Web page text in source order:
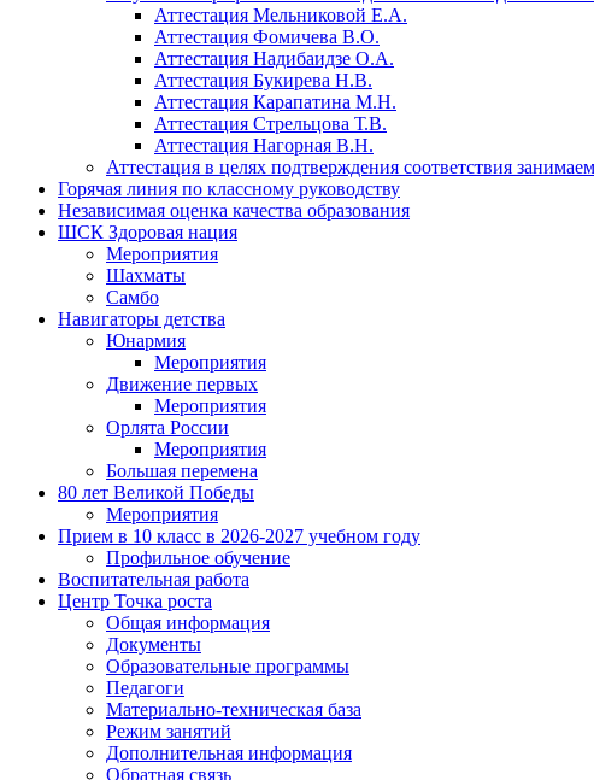
Аттестация Мельниковой Е.А.
Аттестация Фомичева В.О.
Аттестация Надибаидзе О.А.
Аттестация Букирева Н.В.
Аттестация Карапатина М.Н.
Аттестация Стрельцова Т.В.
Аттестация Нагорная В.Н.
Аттестация в целях подтверждения соответствия
Горячая линия по классному руководству
Независимая оценка качества образования
ШСК Здоровая нация
Мероприятия
Шахматы
Самбо
Навигаторы детства
Юнармия
Мероприятия
Движение первых
Мероприятия
Орлята России
Мероприятия
Большая перемена
80 лет Великой Победы
Мероприятия
Прием в 10 класс в 2026-2027 учебном году
Профильное обучение
Воспитательная работа
Центр Точка роста
Общая информация
Документы
Образовательные программы
Педагоги
Материально-техническая база
Режим занятий
Дополнительная информация
Обратная связь